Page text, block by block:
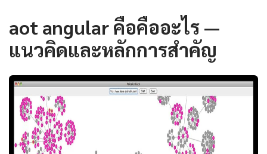
aot angular คือคืออะไร —
แนวคิดและหลักการสำคัญ